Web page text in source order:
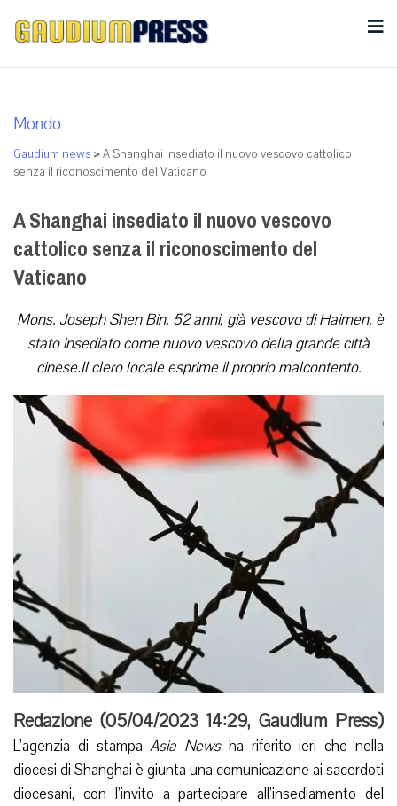
Mondo
Gaudium news >A Shanghai insediato il nuovo vescovo cattolico
senza il riconoscimento del Vaticano
A Shanghai insediato il nuovo vescovo
cattolico senza il riconoscimento del
Vaticano
Mons. Joseph Shen Bin, 52 anni, già vescovo di Haimen, è
stato insediato come nuovo vescovo della grande città
cinese.Il clero locale esprime il proprio malcontento.
Redazione (05/04/2023 14:29, Gaudium Press)
L’agenzia di stampa Asia Newsha riferito ieri che nella
diocesi di Shanghai è giunta una comunicazione ai sacerdoti
diocesani, con l’invito a partecipare all’insediamento del